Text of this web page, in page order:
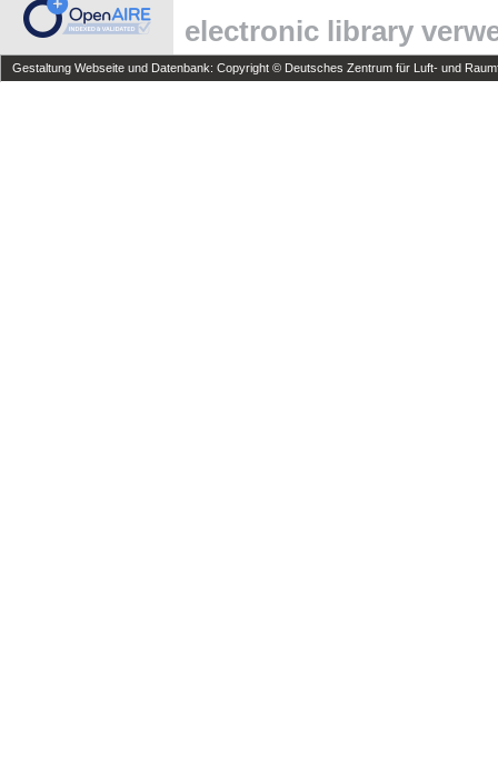
electronic library
Gestaltung Webseite und Datenbank: Copyright © Deutsches Zentrum für Luft- und